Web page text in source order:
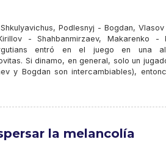
Podlesnyj - Bogdan,
- Shahbanmirzaev, Makarenko -
entró en el juego en una
Si dinamo, en general, solo un
y Bogdan son intercambiables),
la melancolía